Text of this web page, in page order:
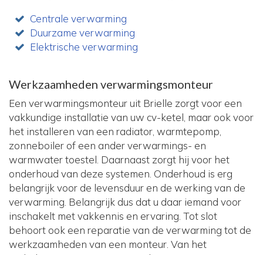
Centrale verwarming
Duurzame verwarming
Elektrische verwarming
Werkzaamheden verwarmingsmonteur
Een verwarmingsmonteur uit Brielle zorgt voor een
vakkundige installatie van uw cv-ketel, maar ook voor
het installeren van een radiator, warmtepomp,
zonneboiler of een ander verwarmings- en
warmwater toestel. Daarnaast zorgt hij voor het
onderhoud van deze systemen. Onderhoud is erg
belangrijk voor de levensduur en de werking van de
verwarming. Belangrijk dus dat u daar iemand voor
inschakelt met vakkennis en ervaring. Tot slot
behoort ook een reparatie van de verwarming tot de
werkzaamheden van een monteur. Van het